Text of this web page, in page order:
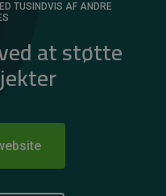
TUSINDVIS AF ANDRE
at støtte